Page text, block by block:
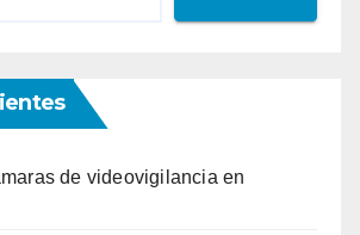
de videovigilancia en